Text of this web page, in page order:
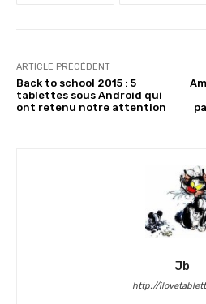
ARTICLE PRÉCÉDENT
Back to school 2015 : 5
tablettes sous Android qui
ont retenu notre attention
Jb
http://